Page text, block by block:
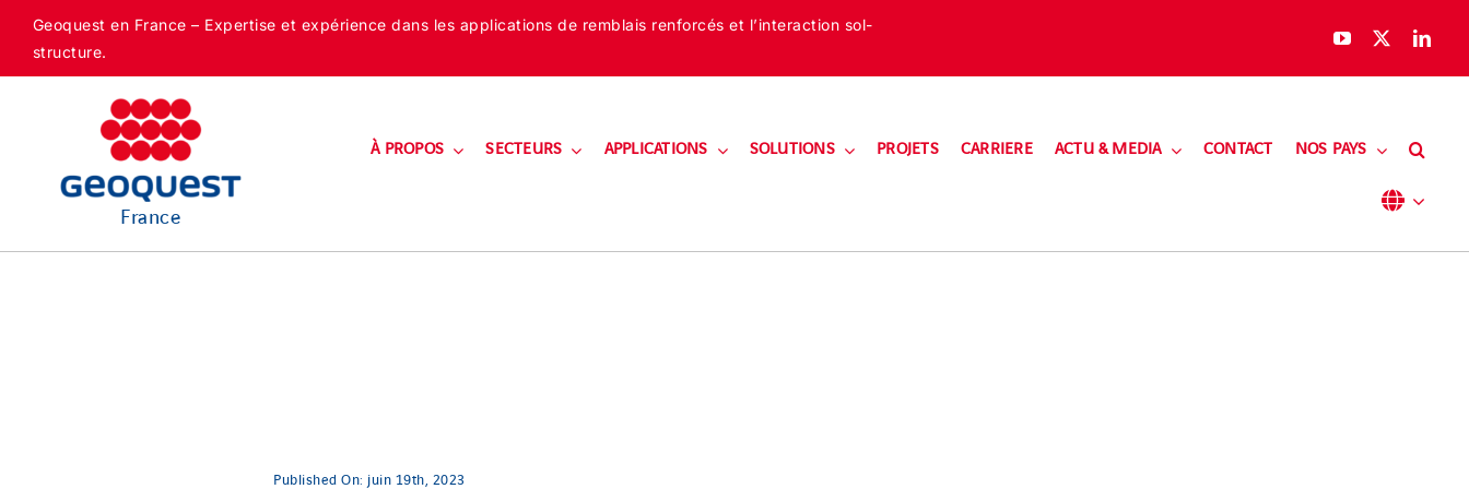
content
Geoquest en France – Expertise et expérience dans les applications de remblais renforcés et l’interaction sol-
structure.
France
À PROPOS SECTEURS APPLICATIONS SOLUTIONS PROJETS CARRIERE ACTU & MEDIA CONTACT NOS PAYS
Published On: juin 19th, 2023